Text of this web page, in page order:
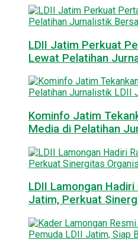
LDII Jatim Perkuat
Lewat Pelatihan
Kominfo Jatim
Media di Pelatihan
LDII Lamongan Hadiri
Jatim, Perkuat